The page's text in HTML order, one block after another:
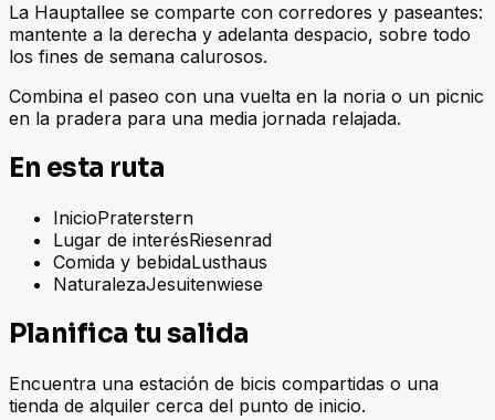
La Hauptallee se comparte con corredores y paseantes:
mantente a la derecha y adelanta despacio, sobre todo
los fines de semana calurosos.
Combina el paseo con una vuelta en la noria o un picnic
en la pradera para una media jornada relajada.
En esta ruta
InicioPraterstern
Lugar de interésRiesenrad
Comida y bebidaLusthaus
NaturalezaJesuitenwiese
Planifica tu salida
Encuentra una estación de bicis compartidas o una
tienda de alquiler cerca del punto de inicio.